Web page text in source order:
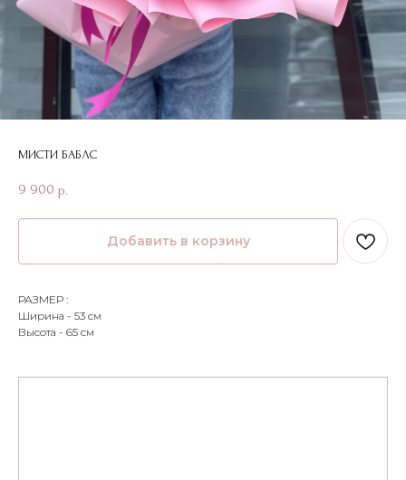
МИСТИ БАБЛС
9 900 р.
Добавить в корзину
РАЗМЕР :
Ширина - 53 см
Высота - 65 см